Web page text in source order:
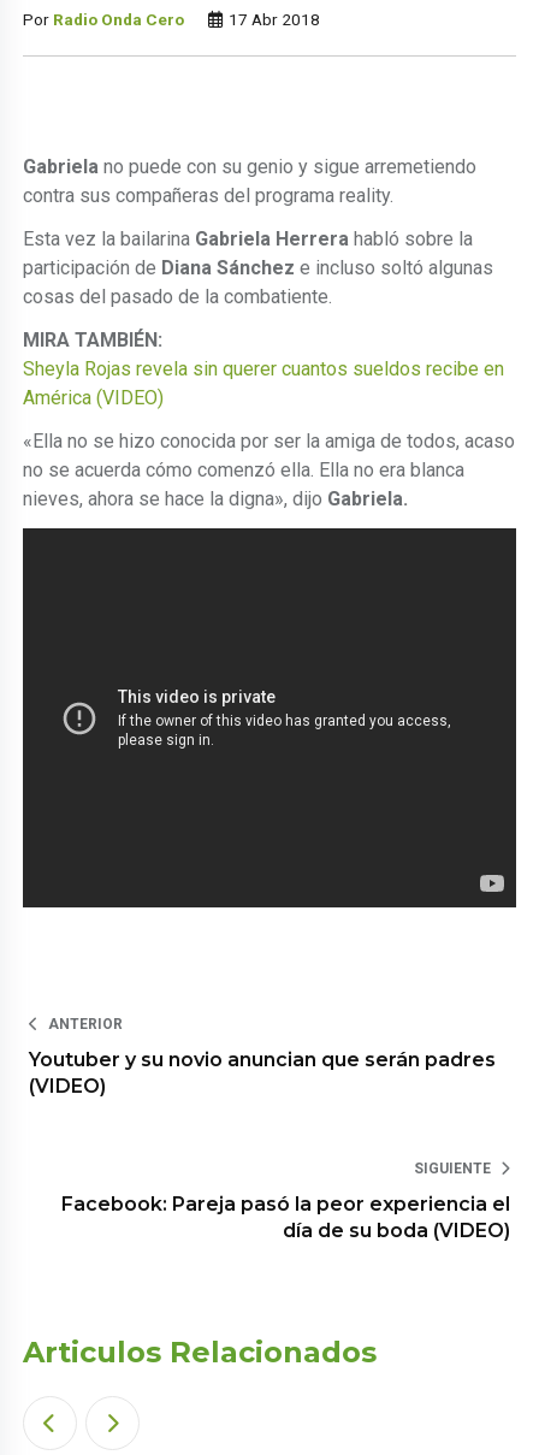
Por Radio Onda Cero 17 Abr 2018
Gabriela no puede con su genio y sigue arremetiendo
contra sus compañeras del programa reality.
Esta vez la bailarina Gabriela Herrera habló sobre la
participación de Diana Sánchez e incluso soltó algunas
cosas del pasado de la combatiente.
MIRA TAMBIÉN:
Sheyla Rojas revela sin querer cuantos sueldos recibe en
América (VIDEO)
«Ella no se hizo conocida por ser la amiga de todos, acaso
no se acuerda cómo comenzó ella. Ella no era blanca
nieves, ahora se hace la digna», dijo Gabriela.
ANTERIOR
Youtuber y su novio anuncian que serán padres
(VIDEO)
SIGUIENTE
Facebook: Pareja pasó la peor experiencia el
día de su boda (VIDEO)
Articulos Relacionados